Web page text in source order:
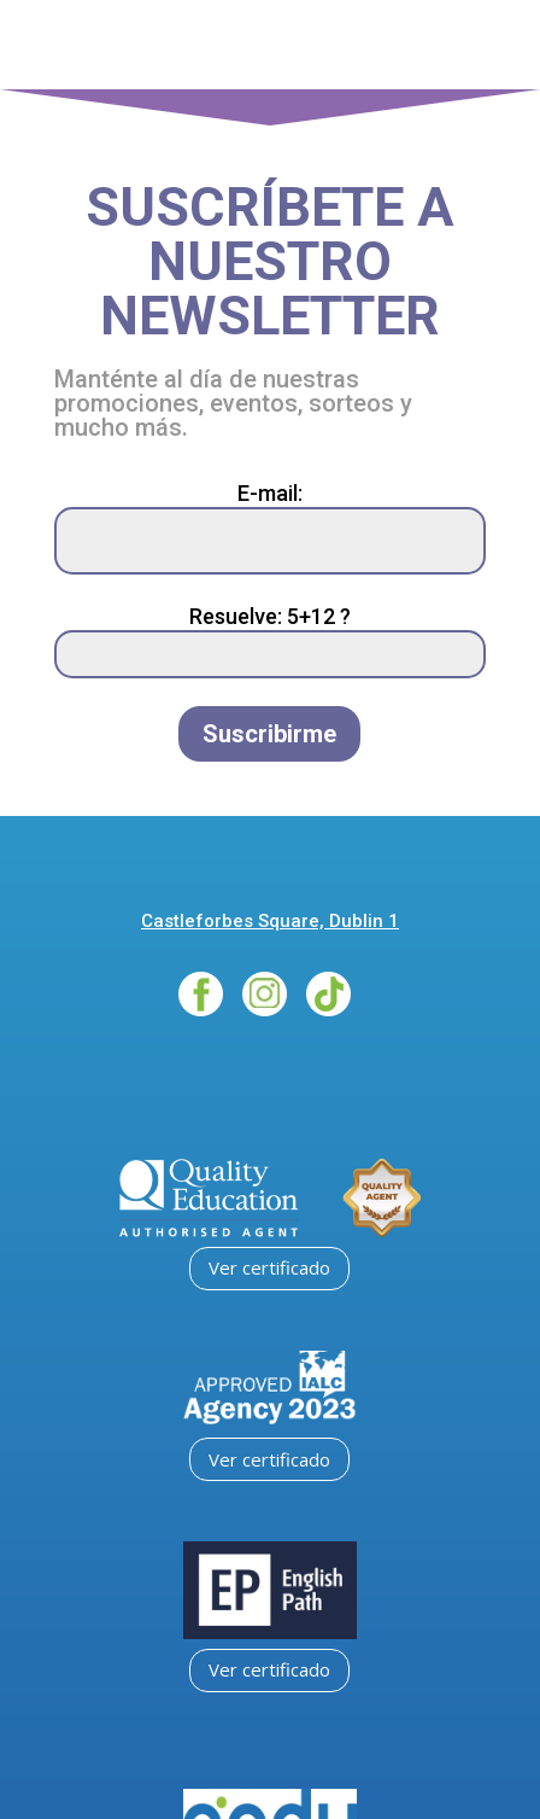
SUSCRÍBETE A
NUESTRO
NEWSLETTER
Manténte al día de nuestras
promociones, eventos, sorteos y
mucho más.
leave
this
field
E-mail:
Resuelve: 5+12 ?
Suscribirme
Castleforbes Square, Dublin 1
Ver certificado
Ver certificado
Ver certificado